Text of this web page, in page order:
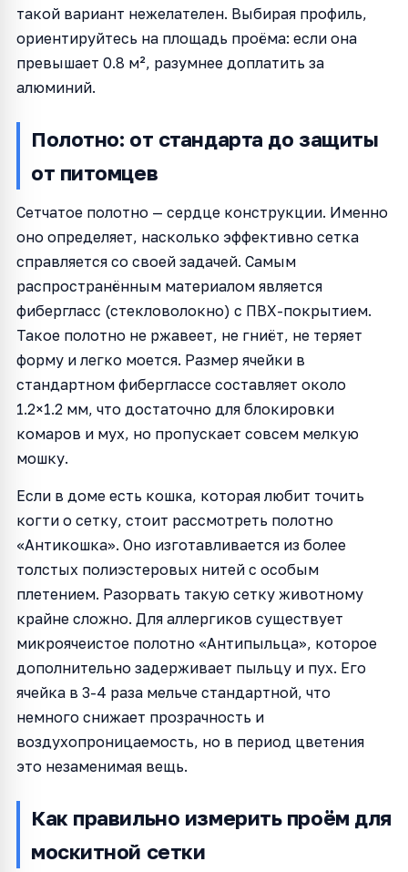
такой вариант нежелателен. Выбирая профиль,
ориентируйтесь на площадь проёма: если она
превышает 0.8 м², разумнее доплатить за
алюминий.
Полотно: от стандарта до защиты
от питомцев
Сетчатое полотно — сердце конструкции. Именно
оно определяет, насколько эффективно сетка
справляется со своей задачей. Самым
распространённым материалом является
фибергласс (стекловолокно) с ПВХ-покрытием.
Такое полотно не ржавеет, не гниёт, не теряет
форму и легко моется. Размер ячейки в
стандартном фиберглассе составляет около
1.2×1.2 мм, что достаточно для блокировки
комаров и мух, но пропускает совсем мелкую
мошку.
Если в доме есть кошка, которая любит точить
когти о сетку, стоит рассмотреть полотно
«Антикошка». Оно изготавливается из более
толстых полиэстеровых нитей с особым
плетением. Разорвать такую сетку животному
крайне сложно. Для аллергиков существует
микроячеистое полотно «Антипыльца», которое
дополнительно задерживает пыльцу и пух. Его
ячейка в 3-4 раза мельче стандартной, что
немного снижает прозрачность и
воздухопроницаемость, но в период цветения
это незаменимая вещь.
Как правильно измерить проём для
москитной сетки